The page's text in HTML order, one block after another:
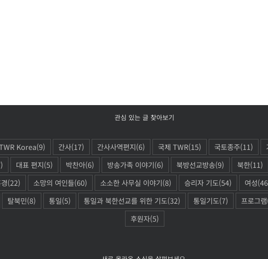
관심 있는 글 찾아보기
Korea(9) 간사(17) 간사사역편지(6) 국제 TWR(15) 국토종주(11)
대표 편지(5) 박찬아(6) 방송가족 이야기(6) 북방선교방송(9) 북한(11)
(22) 소망의 여인들(60) 소소한 사무실 이야기(8) 승리자 기도(54) 여성
탈북민(8) 통일(5) 통일과 북한선교를 위한 기도(32) 통일기도(7) 프로그램
후원자(5)